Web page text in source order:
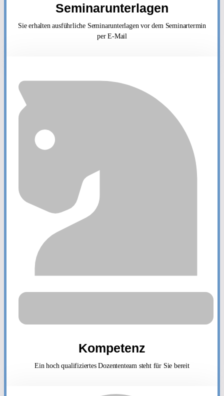
Seminarunterlagen
Sie erhalten ausführliche Seminarunterlagen vor dem Seminartermin
per E-Mail
Kompetenz
Ein hoch qualifiziertes Dozententeam steht für Sie bereit